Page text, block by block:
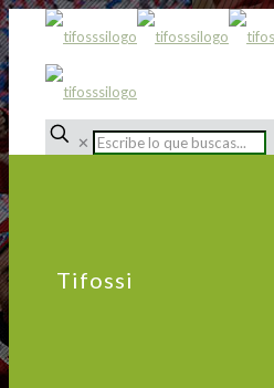
✕
Tifossi